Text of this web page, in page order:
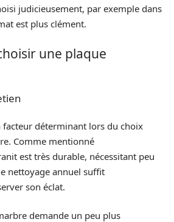
judicieusement, par exemple dans
est plus clément.
une plaque
facteur déterminant lors du choix
Comme mentionné
est très durable, nécessitant peu
nettoyage annuel suffit
son éclat.
demande un peu plus